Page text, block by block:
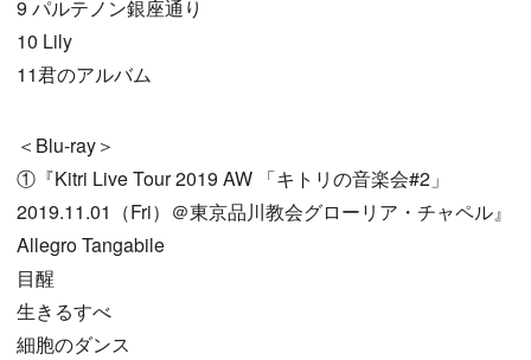
9 パルテノン銀座通り
10 Lily
11君のアルバム
＜Blu-ray＞
①『Kitri Live Tour 2019 AW 「キトリの音楽会#2」
2019.11.01（Fri）＠東京品川教会グローリア・チャペル』
Allegro Tangabile
目醒
生きるすべ
細胞のダンス